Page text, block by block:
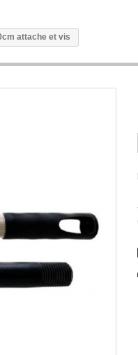
attache et vis